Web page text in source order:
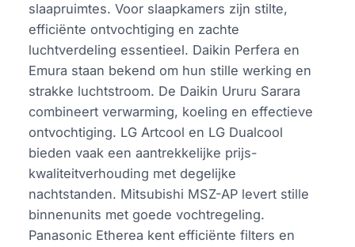
slaapruimtes. Voor slaapkamers zijn stilte,
efficiënte ontvochtiging en zachte
luchtverdeling essentieel. Daikin Perfera en
Emura staan bekend om hun stille werking en
strakke luchtstroom. De Daikin Ururu Sarara
combineert verwarming, koeling en effectieve
ontvochtiging. LG Artcool en LG Dualcool
bieden vaak een aantrekkelijke prijs-
kwaliteitverhouding met degelijke
nachtstanden. Mitsubishi MSZ-AP levert stille
binnenunits met goede vochtregeling.
Panasonic Etherea kent efficiënte filters en